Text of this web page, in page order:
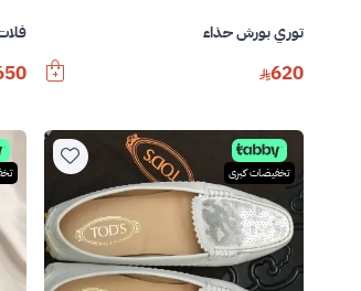
توري بورش حذاء
620
تخفيضات كبرى